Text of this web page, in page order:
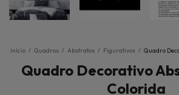
Início / Quadros / Abstratos / Figurativos / Quadro
Quadro Decorativo
Colorida